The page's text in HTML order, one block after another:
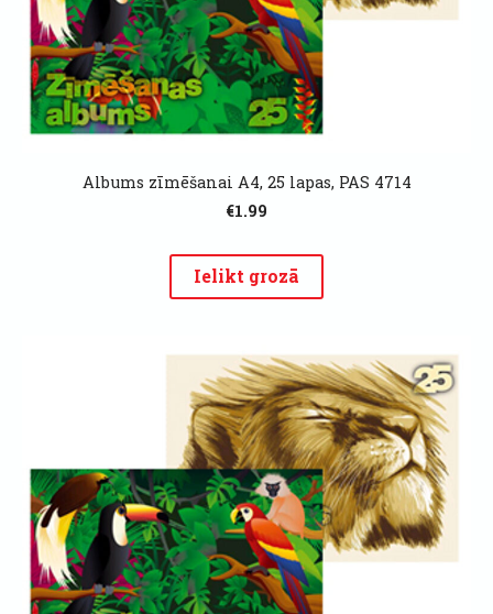
Albums zīmēšanai A4, 25 lapas, PAS 4714
€1.99
Ielikt grozā